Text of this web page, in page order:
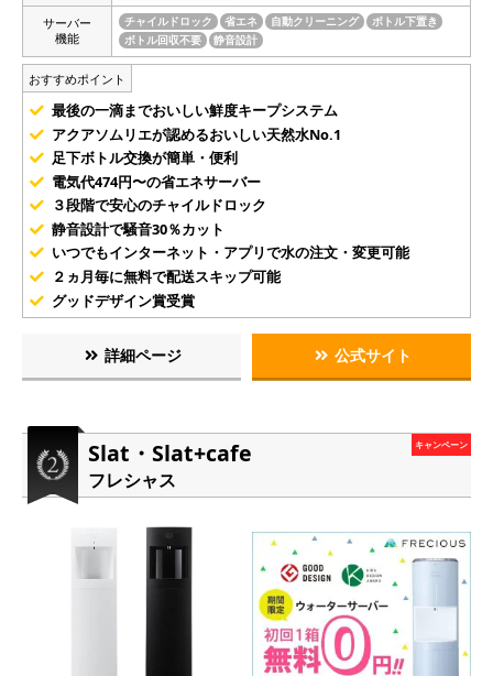
サーバー
機能
チャイルドロック 省エネ 自動クリーニング
ボトル下置き
ボトル回収不要
静音設計
おすすめポイント
最後の一滴までおいしい鮮度キープシステム
アクアソムリエが認めるおいしい天然水No.1
足下ボトル交換が簡単・便利
電気代474円〜の省エネサーバー
３段階で安心のチャイルドロック
静音設計で騒音30％カット
いつでもインターネット・アプリで水の注文・変更可能
２ヵ月毎に無料で配送スキップ可能
グッドデザイン賞受賞
詳細ページ 公式サイト
Slat・Slat+cafe
フレシャス
キャンペーン